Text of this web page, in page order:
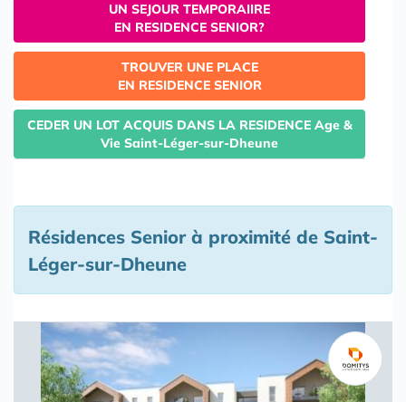
UN SEJOUR TEMPORAIIRE
EN RESIDENCE SENIOR?
TROUVER UNE PLACE
EN RESIDENCE SENIOR
CEDER UN LOT ACQUIS DANS LA RESIDENCE Age &
Vie Saint-Léger-sur-Dheune
Résidences Senior à proximité de Saint-
Léger-sur-Dheune